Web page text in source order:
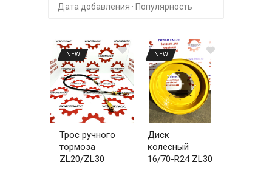
Дата добавления · Популярность
NEW
Трос ручного
тормоза
ZL20/ZL30
NEW
Диск
колесный
16/70-R24 ZL30